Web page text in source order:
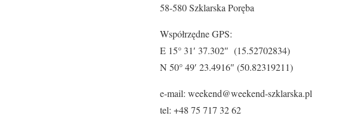
58-580 Szklarska Poręba
Współrzędne GPS:
E 15° 31′ 37.302″ (15.52702834)
N 50° 49′ 23.4916″ (50.82319211)
e-mail: weekend@weekend-szklarska.pl
tel: +48 75 717 32 62